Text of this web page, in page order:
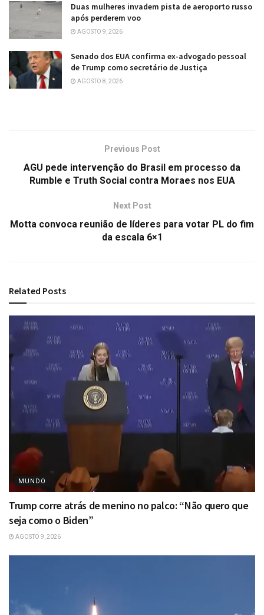
Duas mulheres invadem pista de aeroporto russo
após perderem voo
AGOSTO 9, 2026
Senado dos EUA confirma ex-advogado pessoal
de Trump como secretário de Justiça
AGOSTO 8, 2026
Previous Post
AGU pede intervenção do Brasil em processo da
Rumble e Truth Social contra Moraes nos EUA
Next Post
Motta convoca reunião de líderes para votar PL do fim
da escala 6×1
Related Posts
MUNDO
Trump corre atrás de menino no palco: “Não quero que
seja como o Biden”
AGOSTO 9, 2026